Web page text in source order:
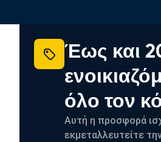
Έως και
όλο τον
Αυτή η προσφορά
εκμεταλλευτείτε